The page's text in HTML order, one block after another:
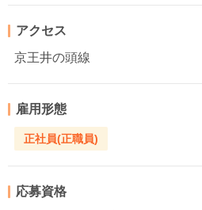
アクセス
京王井の頭線
雇用形態
正社員(正職員)
応募資格